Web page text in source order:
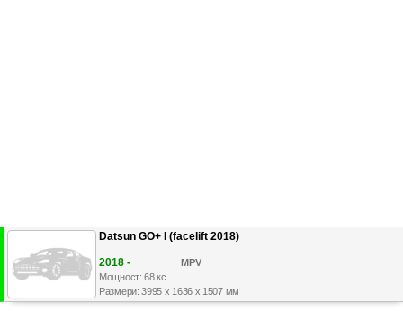
Datsun GO+ I (facelift 2018)
2018 -
MPV
Мощност: 68 кс
Размери: 3995 x 1636 x 1507 мм